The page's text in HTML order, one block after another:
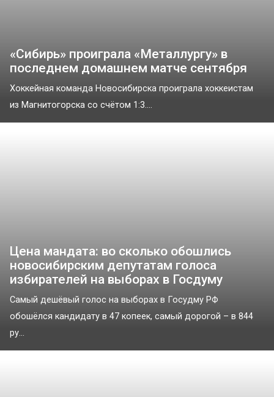
«Сибирь» проиграла «Металлургу» в
последнем домашнем матче сентября
Хоккейная команда Новосибирска проиграла хоккеистам
из Магнитогорска со счётом 1:3....
Цена мандата: во сколько обошлись
новосибирским депутатам голоса
избирателей на выборах в Госдуму
Самый дешёвый голос на выборах в Госудму РФ
обошёлся кандидату в 47 копеек, самый дорогой – в 844
ру...